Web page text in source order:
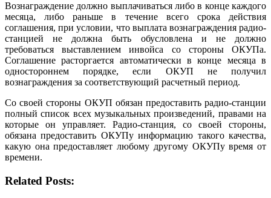
Вознаграждение должно выплачиваться либо в конце каждого
месяца, либо раньше в течение всего срока действия
соглашения, при условии, что выплата вознаграждения радио-
станцией не должна быть обусловлена и не должно
требоваться выставлением инвойса со стороны ОКУПа.
Соглашение расторгается автоматически в конце месяца в
одностороннем порядке, если ОКУП не получил
вознаграждения за соответствующий расчетный период.
Со своей стороны ОКУП обязан предоставить радио-станции
полный список всех музыкальных произведений, правами на
которые он управляет. Радио-станция, со своей стороны,
обязана предоставить ОКУПу информацию такого качества,
какую она предоставляет любому другому ОКУПу время от
времени.
Related Posts: